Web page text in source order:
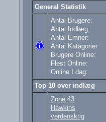
General Statistik
Antal Brugere:
Antal Indlæg:
Antal Emner:
Antal Katagorier:
Brugere Online:
Flest Online:
Online I dag:
Top 10 over indlæg
Zone 43
Hawkins
verdenskrig